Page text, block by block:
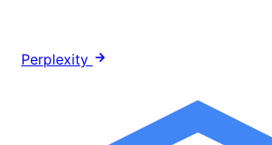
Perplexity